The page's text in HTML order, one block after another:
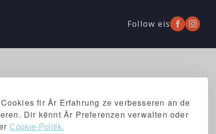
fir Är Erfahrung ze verbesseren an de
Dir kënnt Är Preferenzen verwalten oder
Cookie-Politik.
Follow eis